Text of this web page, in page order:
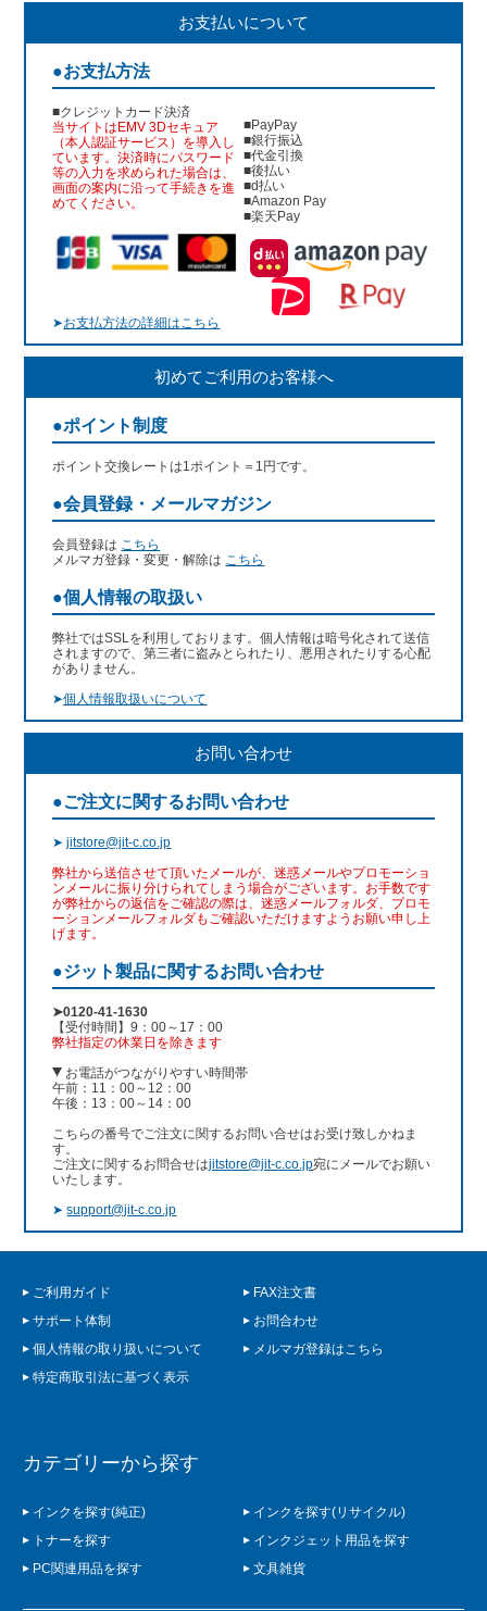
お支払いについて
●お支払方法
■クレジットカード決済
当サイトはEMV 3Dセキュア
（本人認証サービス）を導入し
ています。決済時にパスワード
等の入力を求められた場合は、
画面の案内に沿って手続きを進
めてください。
■PayPay
■銀行振込
■代金引換
■後払い
■d払い
■Amazon Pay
■楽天Pay
➤お支払方法の詳細はこちら
初めてご利用のお客様へ
●ポイント制度
ポイント交換レートは1ポイント＝1円です。
●会員登録・メールマガジン
会員登録は こちら
メルマガ登録・変更・解除は こちら
●個人情報の取扱い
弊社ではSSLを利用しております。個人情報は暗号化されて送信
されますので、第三者に盗みとられたり、悪用されたりする心配
がありません。
➤個人情報取扱いについて
お問い合わせ
●ご注文に関するお問い合わせ
➤jitstore@jit-c.co.jp
弊社から送信させて頂いたメールが、迷惑メールやプロモーショ
ンメールに振り分けられてしまう場合がございます。お手数です
が弊社からの返信をご確認の際は、迷惑メールフォルダ、プロモ
ーションメールフォルダもご確認いただけますようお願い申し上
げます。
●ジット製品に関するお問い合わせ
➤0120-41-1630
【受付時間】9：00～17：00
弊社指定の休業日を除きます
お電話がつながりやすい時間帯
午前：11：00～12：00
午後：13：00～14：00
こちらの番号でご注文に関するお問い合せはお受け致しかねま
す。
ご注文に関するお問合せはjitstore@jit-c.co.jp宛にメールでお願い
いたします。
➤support@jit-c.co.jp
ご利用ガイド
FAX注文書
サポート体制
お問合わせ
個人情報の取り扱いについて
メルマガ登録はこちら
特定商取引法に基づく表示
カテゴリーから探す
インクを探す(純正)
インクを探す(リサイクル)
トナーを探す
インクジェット用品を探す
PC関連用品を探す
文具雑貨